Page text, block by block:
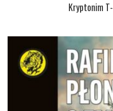
Kryptonim